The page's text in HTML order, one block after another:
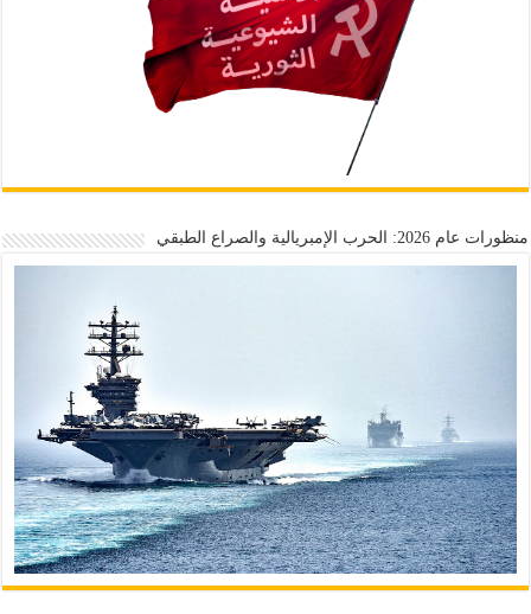
منظورات عام 2026: الحرب الإمبريالية والصراع الطبقي